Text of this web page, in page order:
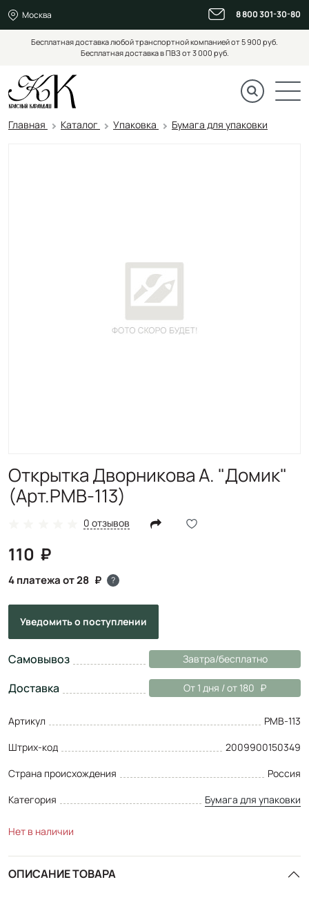
Москва 8 800 301-30-80
Бесплатная доставка любой транспортной компанией от 5 900 руб.
Бесплатная доставка в ПВЗ от 3 000 руб.
Главная Каталог Упаковка Бумага для упаковки
Открытка Дворникова А. "Домик"
(Арт.PMB-113)
0 отзывов
110
4 платежа от 28 ?
Уведомитьо поступлении
Самовывоз Завтра/бесплатно
Доставка От 1 дня / от 180
Артикул
PMB-113
Штрих-код
2009900150349
Страна происхождения
Россия
Категория
Бумага для упаковки
Нет в наличии
ОПИСАНИЕ ТОВАРА